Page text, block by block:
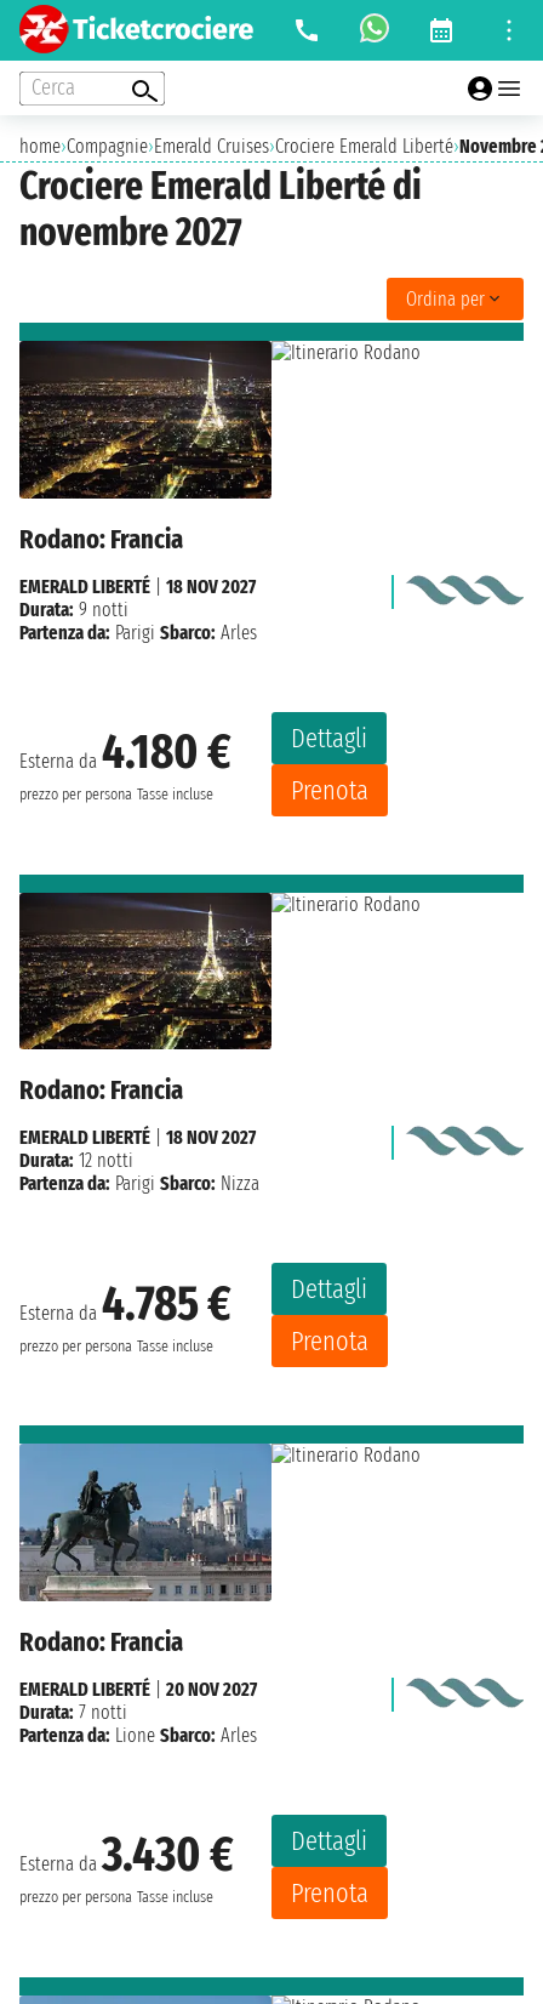
Cerca
home›Compagnie›Emerald Cruises›Crociere Emerald Liberté›Novembre
Crociere Emerald Liberté di
novembre 2027
Ordina per
Rodano: Francia
Esterna da 4.180 €
prezzo per persona Tasse incluse
Dettagli
Prenota
EMERALD LIBERTÉ
18 NOV 2027
Durata: 9 notti
Partenza da: Parigi Sbarco: Arles
Rodano: Francia
Esterna da 4.785 €
prezzo per persona Tasse incluse
Dettagli
Prenota
EMERALD LIBERTÉ
18 NOV 2027
Durata: 12 notti
Partenza da: Parigi Sbarco: Nizza
Rodano: Francia
Esterna da3.430 €
prezzo per persona Tasse incluse
Dettagli
Prenota
EMERALD LIBERTÉ
20 NOV 2027
Durata: 7 notti
Partenza da: Lione Sbarco: Arles